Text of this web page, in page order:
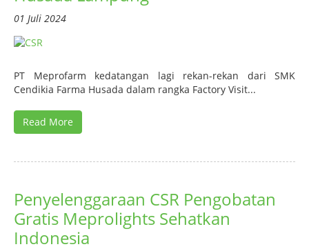
01 Juli 2024
PT Meprofarm kedatangan lagi rekan-rekan dari SMK
Cendikia Farma Husada dalam rangka Factory Visit...
Read More
Penyelenggaraan CSR Pengobatan
Gratis Meprolights Sehatkan
Indonesia